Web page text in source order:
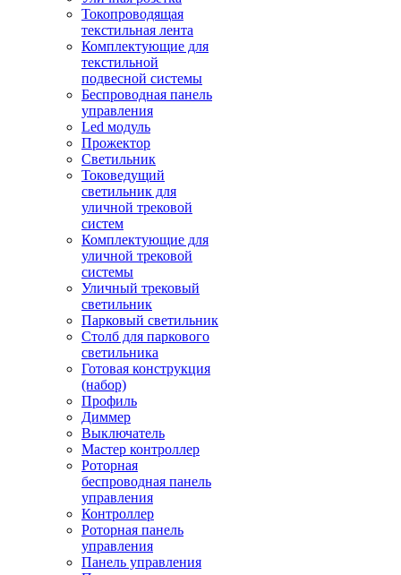
Токопроводящая
текстильная лента
Комплектующие для
текстильной
подвесной системы
Беспроводная панель
управления
Led модуль
Прожектор
Светильник
Токоведущий
светильник для
уличной трековой
систем
Комплектующие для
уличной трековой
системы
Уличный трековый
светильник
Парковый светильник
Столб для паркового
светильника
Готовая конструкция
(набор)
Профиль
Диммер
Выключатель
Мастер контроллер
Роторная
беспроводная панель
управления
Контроллер
Роторная панель
управления
Панель управления